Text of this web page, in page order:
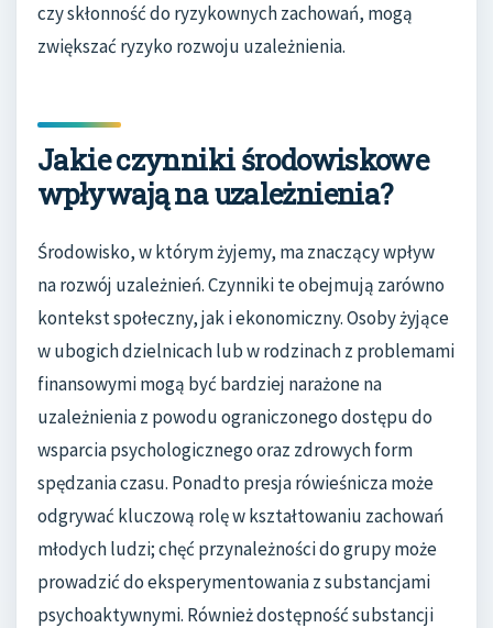
czy skłonność do ryzykownych zachowań, mogą
zwiększać ryzyko rozwoju uzależnienia.
Jakie czynniki środowiskowe
wpływają na uzależnienia?
Środowisko, w którym żyjemy, ma znaczący wpływ
na rozwój uzależnień. Czynniki te obejmują zarówno
kontekst społeczny, jak i ekonomiczny. Osoby żyjące
w ubogich dzielnicach lub w rodzinach z problemami
finansowymi mogą być bardziej narażone na
uzależnienia z powodu ograniczonego dostępu do
wsparcia psychologicznego oraz zdrowych form
spędzania czasu. Ponadto presja rówieśnicza może
odgrywać kluczową rolę w kształtowaniu zachowań
młodych ludzi; chęć przynależności do grupy może
prowadzić do eksperymentowania z substancjami
psychoaktywnymi. Również dostępność substancji